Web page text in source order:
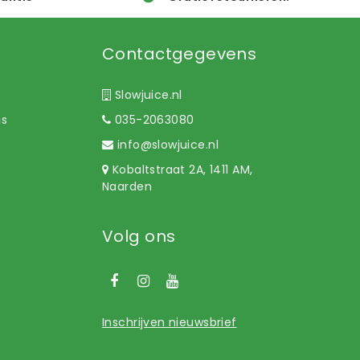
Contactgegevens
Slowjuice.nl
035-2063080
info@slowjuice.nl
Kobaltstraat 2A, 1411 AM,
Naarden
Volg ons
Inschrijven nieuwsbrief